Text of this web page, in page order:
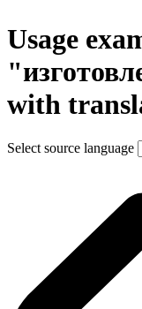
Usage
with
Select source language